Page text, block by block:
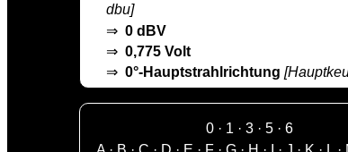
dbu]
⇒ 0 dBV
⇒ 0,775 Volt
⇒ 0°-Hauptstrahlrichtung
0· 1 · 3· 5· 6